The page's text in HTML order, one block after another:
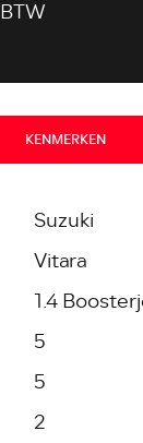
BTW
KENMERKEN
Suzuki
Vitara
1.4
5
5
2